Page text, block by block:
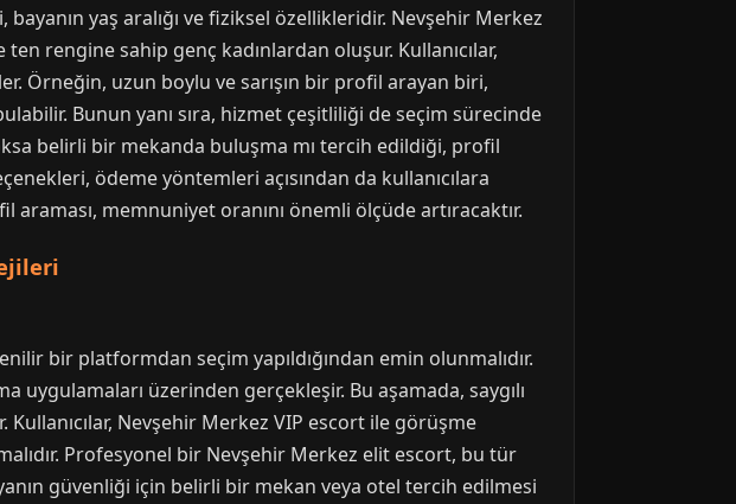
yaş aralığı ve fiziksel özellikleridir. Nevşehir Merkez
rengine sahip genç kadınlardan oluşur. Kullanıcılar,
Örneğin, uzun boylu ve sarışın bir profil arayan biri,
Bunun yanı sıra, hizmet çeşitliliği de seçim sürecinde
belirli bir mekanda buluşma mı tercih edildiği, profil
ödeme yöntemleri açısından da kullanıcılara
memnuniyet oranını önemli ölçüde artıracaktır.
bir platformdan seçim yapıldığından emin olunmalıdır.
üzerinden gerçekleşir. Bu aşamada, saygılı
Nevşehir Merkez VIP escort ile görüşme
Profesyonel bir Nevşehir Merkez elit escort, bu tür
güvenliği için belirli bir mekan veya otel tercih edilmesi